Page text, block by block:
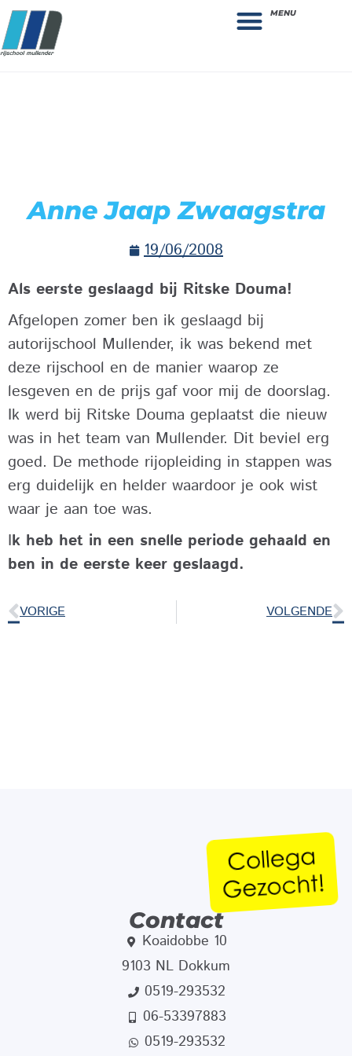
MENU
Anne Jaap Zwaagstra
19/06/2008
Als eerste geslaagd bij Ritske Douma!
Afgelopen zomer ben ik geslaagd bij
autorijschool Mullender, ik was bekend met
deze rijschool en de manier waarop ze
lesgeven en de prijs gaf voor mij de doorslag.
Ik werd bij Ritske Douma geplaatst die nieuw
was in het team van Mullender. Dit beviel erg
goed. De methode rijopleiding in stappen was
erg duidelijk en helder waardoor je ook wist
waar je aan toe was.
Ik heb het in een snelle periode gehaald en
ben in de eerste keer geslaagd.
VORIGE VOLGENDE
Contact
Koaidobbe 10
9103 NL Dokkum
0519-293532
06-53397883
0519-293532